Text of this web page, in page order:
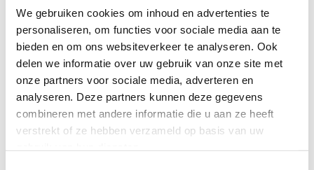
We gebruiken cookies om inhoud en advertenties te
personaliseren, om functies voor sociale media aan te
bieden en om ons websiteverkeer te analyseren. Ook
delen we informatie over uw gebruik van onze site met
onze partners voor sociale media, adverteren en
analyseren. Deze partners kunnen deze gegevens
combineren met andere informatie die u aan ze heeft
verstrekt of ze hebben verzameld op basis van uw
Lief! Lifestyle Tutdoekje Hondje
Blauw
Ontdek hetliefste tutdoekjevan Lief! lifestyle, perfect
voor uw kleintje! Dit schattige hondje in een mooie
blauwe kleur is gemaakt van
ultrazachte stof
die uw
kindje helpt om heerlijk te slapen.
Het tutdoekje is niet alleen knuffelbaar, maar ook